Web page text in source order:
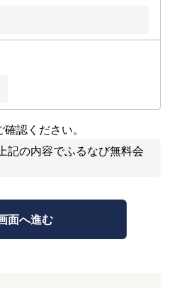
確認ください。
記の内容でふるなび無料会